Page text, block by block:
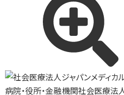
病院・役所・金融機関社会医療法